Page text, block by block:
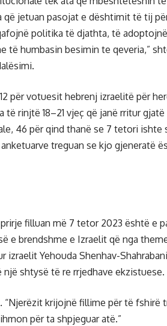
jetuan pasojat e dështimit të tij
politika të djathta, të
të humbasin besimin te qeveria,”
për votuesit hebrenj izraelitë për
rinjtë 18–21 vjeç që janë rritur
46 për qind thanë se 7 tetori ishte
treguan se kjo gjeneratë
filluan më 7 tetor 2023 është e
e brendshme e Izraelit që nga
Yehouda Shenhav-
shtysë të re rrjedhave ekzistuese.
krijojnë fillime për të fshirë
për ta shpjeguar atë.”